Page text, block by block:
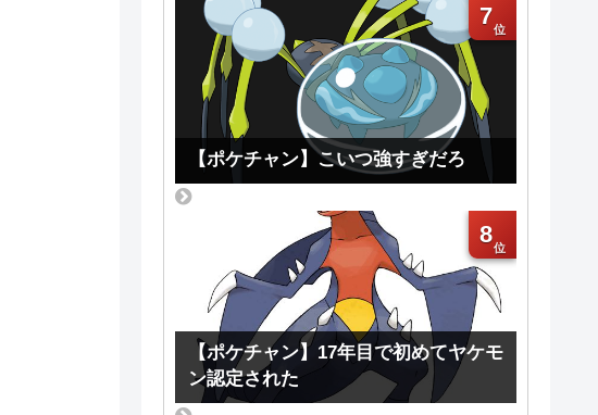
7
【ポケチャン】こいつ強すぎだろ
8
【ポケチャン】17年目で初めてヤケモ
ン認定された